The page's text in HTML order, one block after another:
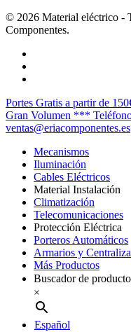
© 2026 Material eléctrico -
Componentes.
Cerrar
Menú
Portes Gratis a partir de
Gran Volumen ***
ventas@eriacomponentes.es
Mecanismos
Iluminación
Cables Eléctricos
Material Instalación
Climatización
Telecomunicaciones
Protección Eléctrica
Porteros Automáticos
Armarios y
Más Productos
Buscador de
×
Español